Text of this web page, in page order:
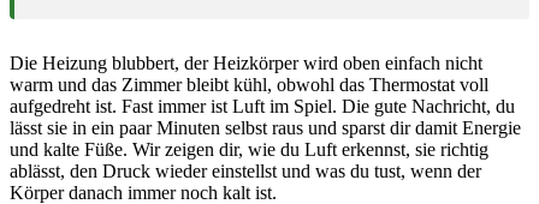
Die Heizung blubbert, der Heizkörper wird oben einfach nicht
warm und das Zimmer bleibt kühl, obwohl das Thermostat voll
aufgedreht ist. Fast immer ist Luft im Spiel. Die gute Nachricht, du
lässt sie in ein paar Minuten selbst raus und sparst dir damit Energie
und kalte Füße. Wir zeigen dir, wie du Luft erkennst, sie richtig
ablässt, den Druck wieder einstellst und was du tust, wenn der
Körper danach immer noch kalt ist.